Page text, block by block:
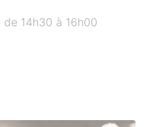
14h30 à 16h00